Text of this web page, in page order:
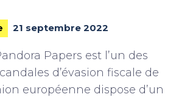
21 septembre 2022
Papers est l’un des
d’évasion fiscale de
européenne dispose d’un